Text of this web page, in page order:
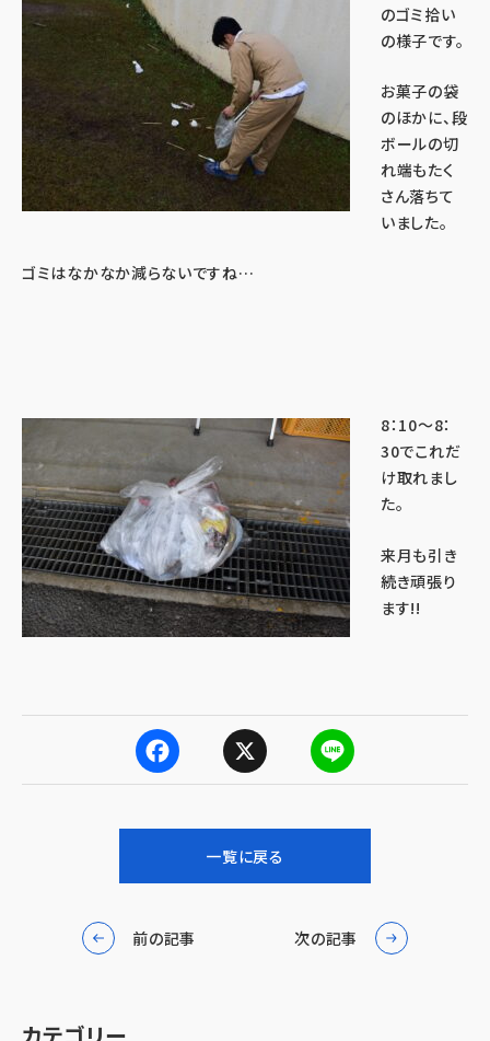
のゴミ拾い
の様子です。
お菓子の袋
のほかに、段
ボールの切
れ端もたく
さん落ちて
いました。
ゴミはなかなか減らないですね…
8：10～8：
30でこれだ
け取れまし
た。
来月も引き
続き頑張り
ます!!
c
e
n
e
一覧に戻る
前の記事 次の記事